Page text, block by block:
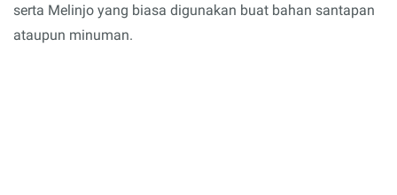
serta Melinjo yang biasa digunakan buat bahan santapan
ataupun minuman.